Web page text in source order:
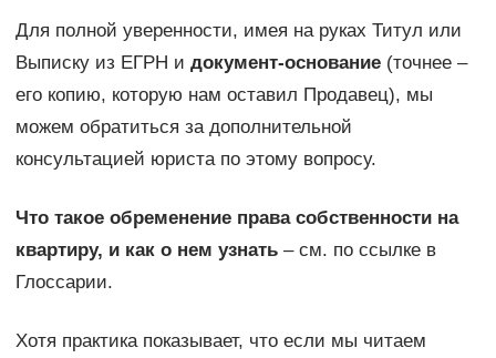
Для полной уверенности, имея на руках Титул или
Выписку из ЕГРН и документ-основание(точнее –
его копию, которую нам оставил Продавец), мы
можем обратиться за дополнительной
консультацией юриста по этому вопросу.
Что такое обременение права собственности на
квартиру, и как о нем узнать– см. по ссылке в
Глоссарии.
Хотя практика показывает, что если мы читаем